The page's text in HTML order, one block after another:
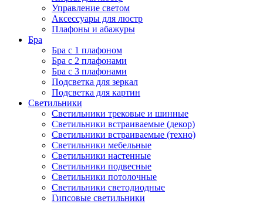
Управление светом
Аксессуары для люстр
Плафоны и абажуры
Бра
Бра с 1 плафоном
Бра с 2 плафонами
Бра с 3 плафонами
Подсветка для зеркал
Подсветка для картин
Светильники
Светильники трековые и шинные
Светильники встраиваемые (декор)
Светильники встраиваемые (техно)
Светильники мебельные
Светильники настенные
Светильники подвесные
Светильники потолочные
Светильники светодиодные
Гипсовые светильники